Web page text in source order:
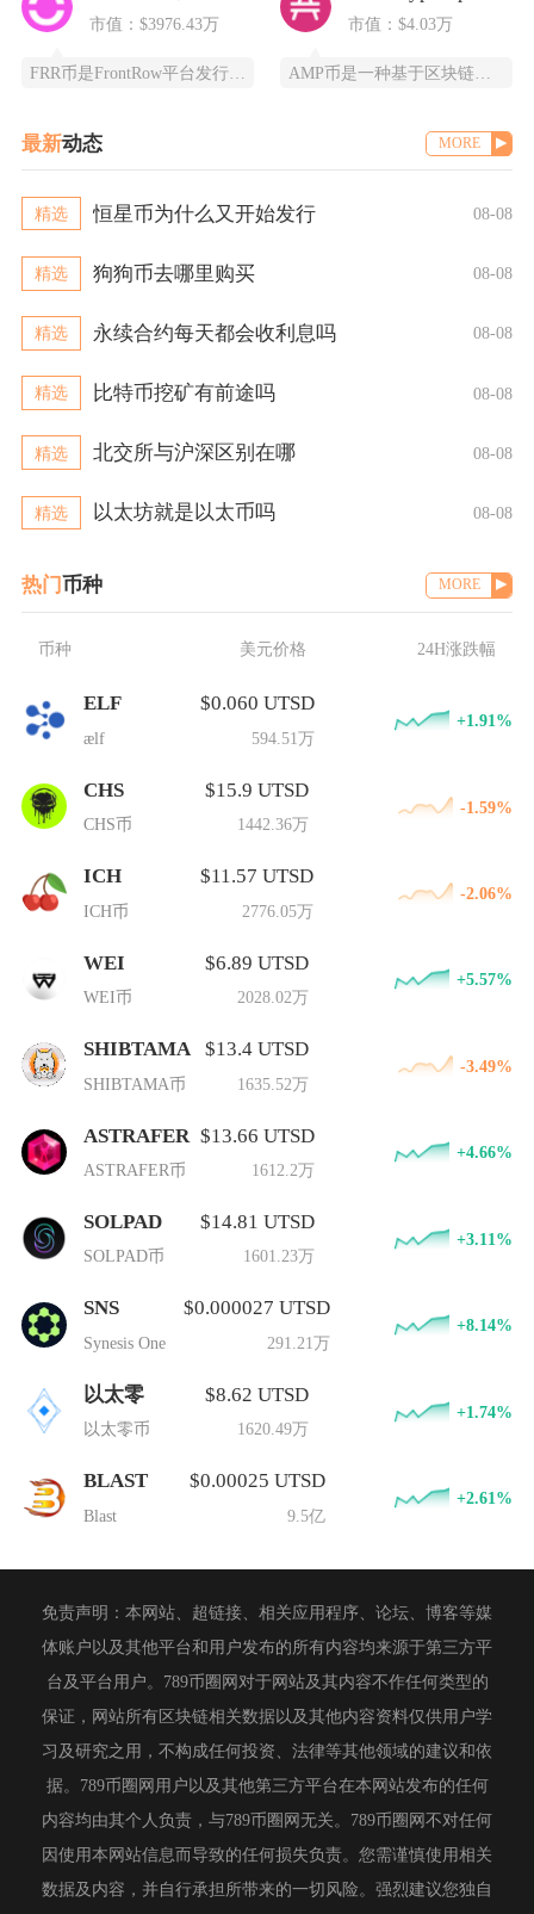
市值：$3976.43万 市值：$4.03万
最新动态 MORE
精选 恒星币为什么又开始发行 08-08
精选 狗狗币去哪里购买 08-08
精选 永续合约每天都会收利息吗 08-08
精选 比特币挖矿有前途吗 08-08
精选 北交所与沪深区别在哪 08-08
精选 以太坊就是以太币吗 08-08
热门 币种 MORE
币种 美元价格 24H涨跌幅
ELF
ælf
$0.060 UTSD
594.51万
+1.91%
CHS
CHS币
$15.9 UTSD
1442.36万
-1.59%
ICH
ICH币
$11.57 UTSD
2776.05万
-2.06%
WEI
WEI币
$6.89 UTSD
2028.02万
+5.57%
SHIBTAMA
SHIBTAMA币
$13.4 UTSD
1635.52万
-3.49%
ASTRAFER
ASTRAFER币
$13.66 UTSD
1612.2万
+4.66%
SOLPAD
SOLPAD币
$14.81 UTSD
1601.23万
+3.11%
SNS
Synesis One
$0.000027 UTSD
291.21万
+8.14%
以太零
以太零币
$8.62 UTSD
1620.49万
+1.74%
BLAST
Blast
$0.00025 UTSD
9.5亿
+2.61%
免责声明：本网站、超链接、相关应用程序、论坛、博客等媒
体账户以及其他平台和用户发布的所有内容均来源于第三方平
台及平台用户。789币圈网对于网站及其内容不作任何类型的
保证，网站所有区块链相关数据以及其他内容资料仅供用户学
习及研究之用，不构成任何投资、法律等其他领域的建议和依
据。789币圈网用户以及其他第三方平台在本网站发布的任何
内容均由其个人负责，与789币圈网无关。789币圈网不对任何
因使用本网站信息而导致的任何损失负责。您需谨慎使用相关
数据及内容，并自行承担所带来的一切风险。强烈建议您独自